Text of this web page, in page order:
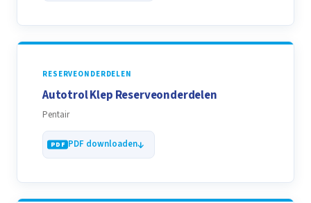
RESERVEONDERDELEN
Autotrol Klep Reserveonderdelen
Pentair
PDF downloaden